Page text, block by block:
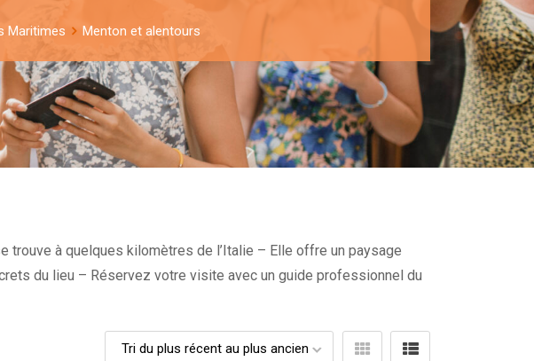
Maritimes Menton et alentours
trouve à quelques kilomètres de l’Italie – Elle offre un paysage
du lieu – Réservez votre visite avec un guide professionnel du